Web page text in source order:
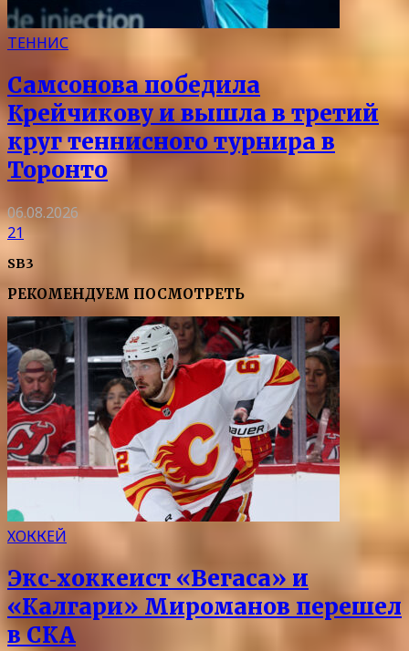
ТЕННИС
Самсонова победила
Крейчикову и вышла в третий
круг теннисного турнира в
Торонто
06.08.2026
21
SB3
РЕКОМЕНДУЕМ ПОСМОТРЕТЬ
ХОККЕЙ
Экс‑хоккеист «Вегаса» и
«Калгари» Мироманов перешел
в СКА